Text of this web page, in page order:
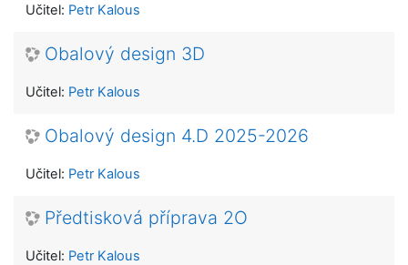
Učitel: Petr Kalous
Obalový design 3D
Učitel: Petr Kalous
Obalový design 4.D 2025-2026
Učitel: Petr Kalous
Předtisková příprava 2O
Učitel: Petr Kalous